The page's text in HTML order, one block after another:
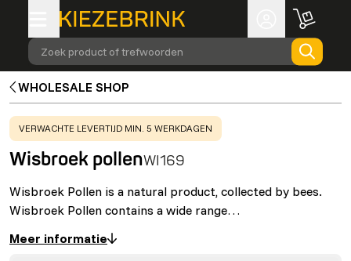
Zoek product of trefwoorden
WHOLESALE SHOP
WARNING:
VERWACHTE LEVERTIJD MIN. 5 WERKDAGEN
Wisbroek pollenWI169
Wisbroek Pollen is a natural product, collected by bees.
Wisbroek Pollen contains a wide range…
Meer informatie